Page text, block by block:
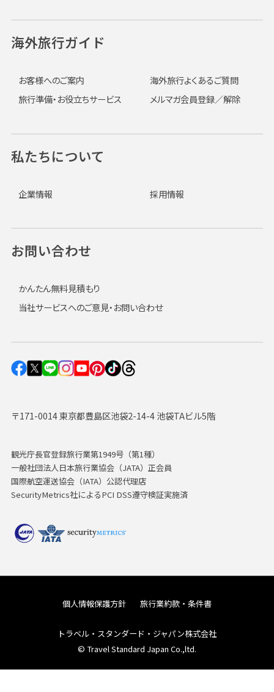
〒171-0014 東京都豊島区池袋2-14-4 池袋TAビル5階
観光庁長官登録旅行業第1949号（第1種）
一般社団法人日本旅行業協会（JATA）正会員
国際航空運送協会（IATA）公認代理店
SecurityMetrics社によるPCI DSS遵守検証実施済
海外旅行ガイド
お客様へのご案内
海外旅行よくあるご質問
旅行準備・お役立ちサービス
メルマガ会員登録／解除
私たちについて
企業情報 採用情報
お問い合わせ
かんたん無料見積もり
当社サービスへのご意見・お問い合わせ
個人情報保護方針 旅行業約款・条件書
トラベル・スタンダード・ジャパン株式会社
© Travel Standard Japan Co.,ltd.